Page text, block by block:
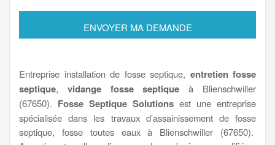
Entreprise installation de fosse septique, entretien fosse
septique, vidange fosse septique à Blienschwiller
(67650). Fosse Septique Solutions est une entreprise
spécialisée dans les travaux d’assainissement de fosse
septique, fosse toutes eaux à Blienschwiller (67650).